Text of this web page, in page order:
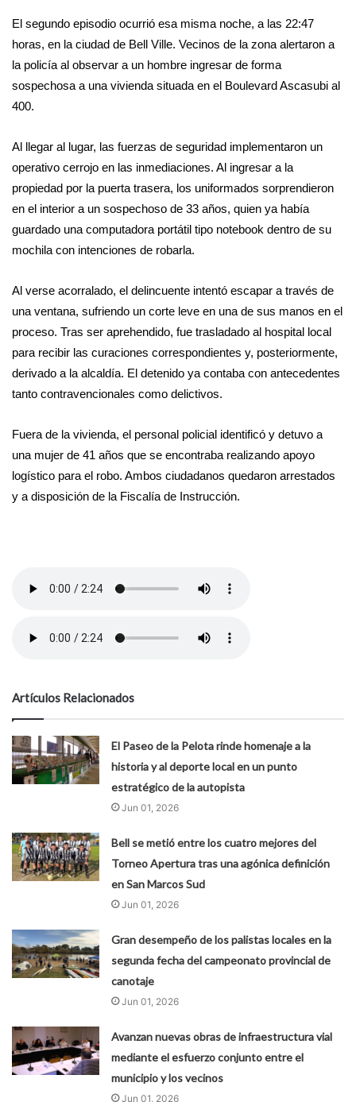
El segundo episodio ocurrió esa misma noche, a las 22:47
horas, en la ciudad de Bell Ville. Vecinos de la zona alertaron a
la policía al observar a un hombre ingresar de forma
sospechosa a una vivienda situada en el Boulevard Ascasubi al
400.
Al llegar al lugar, las fuerzas de seguridad implementaron un
operativo cerrojo en las inmediaciones. Al ingresar a la
propiedad por la puerta trasera, los uniformados sorprendieron
en el interior a un sospechoso de 33 años, quien ya había
guardado una computadora portátil tipo notebook dentro de su
mochila con intenciones de robarla.
Al verse acorralado, el delincuente intentó escapar a través de
una ventana, sufriendo un corte leve en una de sus manos en el
proceso. Tras ser aprehendido, fue trasladado al hospital local
para recibir las curaciones correspondientes y, posteriormente,
derivado a la alcaldía. El detenido ya contaba con antecedentes
tanto contravencionales como delictivos.
Fuera de la vivienda, el personal policial identificó y detuvo a
una mujer de 41 años que se encontraba realizando apoyo
logístico para el robo. Ambos ciudadanos quedaron arrestados
y a disposición de la Fiscalía de Instrucción.
Artículos Relacionados
El Paseo de la Pelota rinde homenaje a la
historia y al deporte local en un punto
estratégico de la autopista
Jun 01, 2026
Bell se metió entre los cuatro mejores del
Torneo Apertura tras una agónica definición
en San Marcos Sud
Jun 01, 2026
Gran desempeño de los palistas locales en la
segunda fecha del campeonato provincial de
canotaje
Jun 01, 2026
Avanzan nuevas obras de infraestructura vial
mediante el esfuerzo conjunto entre el
municipio y los vecinos
Jun 01, 2026